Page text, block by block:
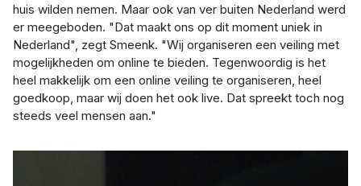
huis wilden nemen. Maar ook van ver buiten Nederland werd
er meegeboden. "Dat maakt ons op dit moment uniek in
Nederland", zegt Smeenk. "Wij organiseren een veiling met
mogelijkheden om online te bieden. Tegenwoordig is het
heel makkelijk om een online veiling te organiseren, heel
goedkoop, maar wij doen het ook live. Dat spreekt toch nog
steeds veel mensen aan."